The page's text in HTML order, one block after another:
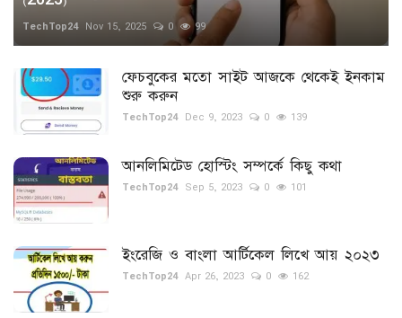
TechTop24 Nov 15, 2025 0 99
ফেচবুকের মতো সাইট আজকে থেকেই ইনকাম
শুরু করুন
TechTop24 Dec 9, 2023 0 139
আনলিমিটেড হোস্টিং সম্পর্কে কিছু কথা
TechTop24 Sep 5, 2023 0 101
ইংরেজি ও বাংলা আর্টিকেল লিখে আয় ২০২৩
TechTop24 Apr 26, 2023 0 162